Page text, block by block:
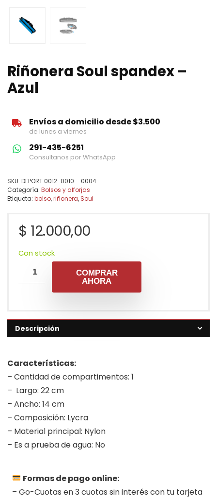
Riñonera Soul spandex –
Azul
Envíos a domicilio desde $3.500
de lunes a viernes
291-435-6251
Consultanos por WhatsApp
SKU: DEPORT 0012-0010--0004-
Categoría: Bolsos y alforjas
Etiqueta: bolso,riñonera, Soul
$ 12.000,00
Con stock
COMPRAR
AHORA
Descripción
Características:
– Cantidad de compartimentos: 1
– Largo: 22 cm
– Ancho: 14 cm
– Composición: Lycra
– Material principal: Nylon
– Es a prueba de agua: No
Formas de pago online:
– Go-Cuotas en 3 cuotas sin interés con tu tarjeta